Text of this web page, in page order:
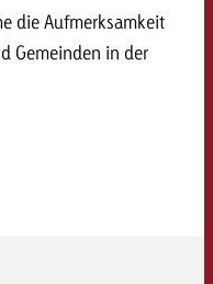
die Aufmerksamkeit
Gemeinden in der